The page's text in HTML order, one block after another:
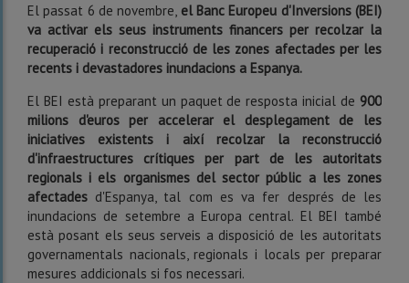
El passat 6 de novembre, el Banc Europeu d'Inversions (BEI)
va activar els seus instruments financers per recolzar la
recuperació i reconstrucció de les zones afectades per les
recents i devastadores inundacions a Espanya.
El BEI està preparant un paquet de resposta inicial de 900
milions d'euros per accelerar el desplegament de les
iniciatives existents i així recolzar la reconstrucció
d'infraestructures crítiques per part de les autoritats
regionals i els organismes del sector públic a les zones
afectades d'Espanya, tal com es va fer després de les
inundacions de setembre a Europa central. El BEI també
està posant els seus serveis a disposició de les autoritats
governamentals nacionals, regionals i locals per preparar
mesures addicionals si fos necessari.